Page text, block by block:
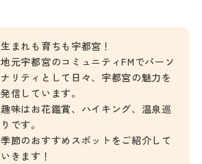
生まれも育ちも宇都宮！
地元宇都宮のコミュニティFMでパーソ
ナリティとして日々、宇都宮の魅力を
発信しています。
趣味はお花鑑賞、ハイキング、温泉巡
りです。
季節のおすすめスポットをご紹介して
いきます！